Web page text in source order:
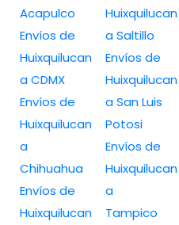
Acapulco
Envíos de
Huixquilucan
a CDMX
Envíos de
Huixquilucan
a
Chihuahua
Envíos de
Huixquilucan
Huixquilucan
a Saltillo
Envíos de
Huixquilucan
a San Luis
Potosi
Envíos de
Huixquilucan
a
Tampico